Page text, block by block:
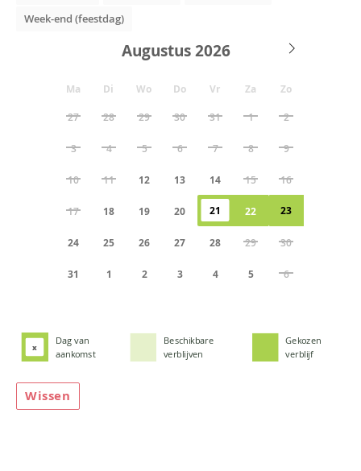
Week-end (feestdag)
Augustus
Ma Di Wo Do Vr Za Zo
27 28 29 30 31 1 2
3 4 5 6 7 8 9
10 11 12 13 14 15 16
17 18 19 20 21 22 23
24 25 26 27 28 29 30
31 1 2 3 4 5 6
x
Dag van
aankomst
Beschikbare
verblijven
Gekozen
verblijf
Wissen